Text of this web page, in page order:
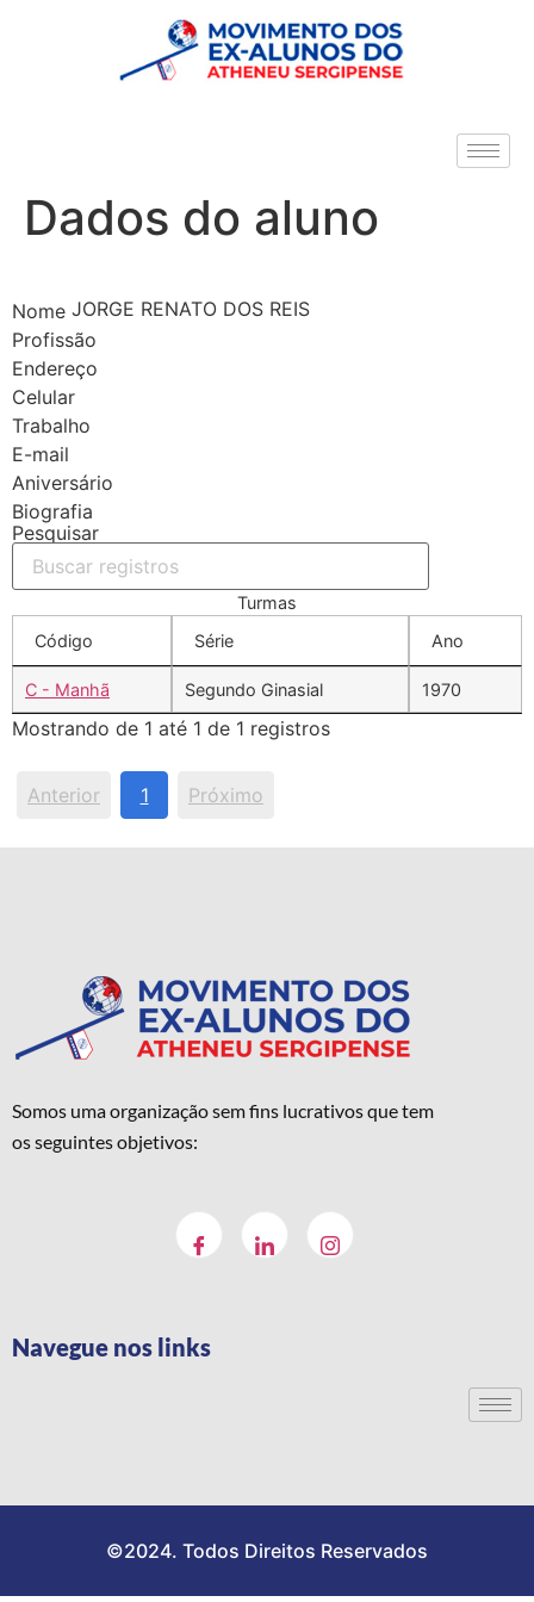
Dados do aluno
Nome JORGE RENATO DOS REIS
Profissão
Endereço
Celular
Trabalho
E-mail
Aniversário
Biografia
Pesquisar
Turmas
Código
Série Ano
C - Manhã Segundo Ginasial 1970
Mostrando de 1 até 1 de 1 registros
Anterior 1 Próximo
Somos uma organização sem fins lucrativos que tem
os seguintes objetivos:
Navegue nos links
©2024. Todos Direitos Reservados